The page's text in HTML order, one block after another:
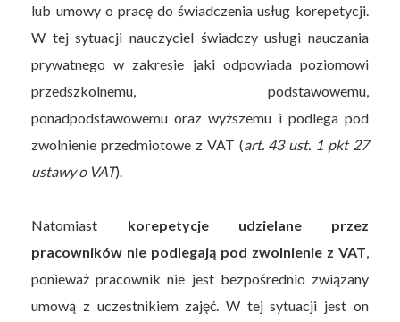
lub umowy o pracę do świadczenia usług korepetycji.
W tej sytuacji nauczyciel świadczy usługi nauczania
prywatnego w zakresie jaki odpowiada poziomowi
przedszkolnemu, podstawowemu,
ponadpodstawowemu oraz wyższemu i podlega pod
zwolnienie przedmiotowe z VAT (art. 43 ust. 1 pkt 27
ustawy o VAT).
Natomiast korepetycje udzielane przez
pracowników nie podlegają pod zwolnienie z VAT
ponieważ pracownik nie jest bezpośrednio związany
umową z uczestnikiem zajęć. W tej sytuacji jest on